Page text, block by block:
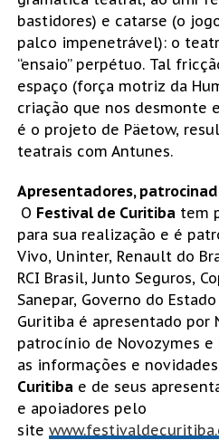
bastidores) e catarse (o
palco impenetrável): o
“ensaio” perpétuo. Tal
espaço (força motriz da
criação que nos desmonte
é o projeto de Päetow,
teatrais com Antunes.
Apresentadores,
O Festival de Curitiba tem
para sua realização e é
Vivo, Uninter, Renault do
RCI Brasil, Junto Seguros,
Sanepar, Governo do Estado
Guritiba é apresentado por
patrocínio de Novozymes e
as informações e
Curitiba e de seus
e apoiadores pelo
site